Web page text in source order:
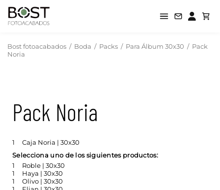
Bost fotoacabados / Boda / Packs / Para Álbum 30x30 / Pack
Noria
Pack Noria
1
Caja Noria | 30x30
Selecciona uno de los siguientes productos:
1
Roble | 30x30
1
Haya | 30x30
1
Olivo | 30x30